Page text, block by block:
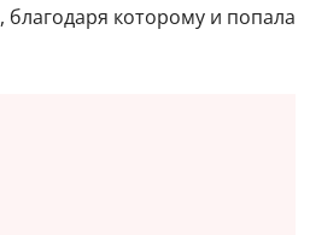
, благодаря которому и попала